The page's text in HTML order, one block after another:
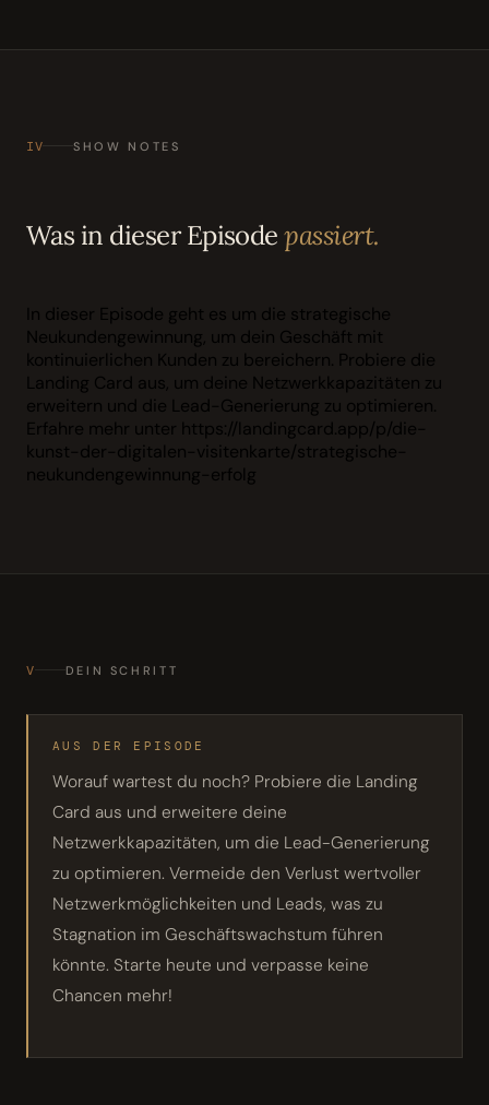
IV SHOW NOTES
Was in dieser Episodepassiert.
In dieser Episode geht es um die strategische
Neukundengewinnung, um dein Geschäft mit
kontinuierlichen Kunden zu bereichern. Probiere die
Landing Card aus, um deine Netzwerkkapazitäten zu
erweitern und die Lead-Generierung zu optimieren.
Erfahre mehr unter https://landingcard.app/p/die-
kunst-der-digitalen-visitenkarte/strategische-
neukundengewinnung-erfolg
V DEIN SCHRITT
AUS DER EPISODE
Worauf wartest du noch? Probiere die Landing
Card aus und erweitere deine
Netzwerkkapazitäten, um die Lead-Generierung
zu optimieren. Vermeide den Verlust wertvoller
Netzwerkmöglichkeiten und Leads, was zu
Stagnation im Geschäftswachstum führen
könnte. Starte heute und verpasse keine
Chancen mehr!